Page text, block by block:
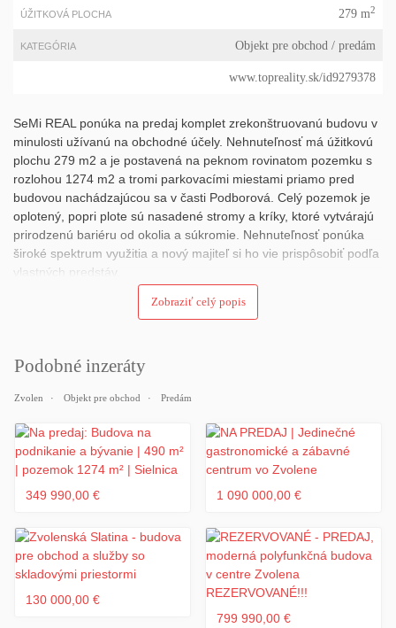
ÚŽITKOVÁ PLOCHA 279 m2
KATEGÓRIA Objekt pre obchod / predám
www.topreality.sk/id9279378
SeMi REAL ponúka na predaj komplet zrekonštruovanú budovu v
minulosti užívanú na obchodné účely. Nehnuteľnosť má úžitkovú
plochu 279 m2 a je postavená na peknom rovinatom pozemku s
rozlohou 1274 m2 a tromi parkovacími miestami priamo pred
budovou nachádzajúcou sa v časti Podborová. Celý pozemok je
oplotený, popri plote sú nasadené stromy a kríky, ktoré vytvárajú
prirodzenú bariéru od okolia a súkromie. Nehnuteľnosť ponúka
široké spektrum využitia a nový majiteľ si ho vie prispôsobiť podľa
vlastných predstáv.
rekonštrukcii.
• zateplené obvodové múry
• plastové okná, dlažba, obklady, omietky, dvere
• kompletne vymenená elektroinštalácia s nočným prúdom, v
každej miestnosti je pri elektrickej zástrčke aj prípojka na telefón a
• vymenená vodoinštalácia, nové radiátory, kúrenie je plynové
(kondenzačné kotle)
• na streche sú betónové panely, možnosť nadstavby podlaží,
Zobraziť celý popis
Podobné inzeráty
Zvolen Objekt pre obchod Predám
349 990,00 € 1 090 000,00 €
130 000,00 €
799 990,00 €